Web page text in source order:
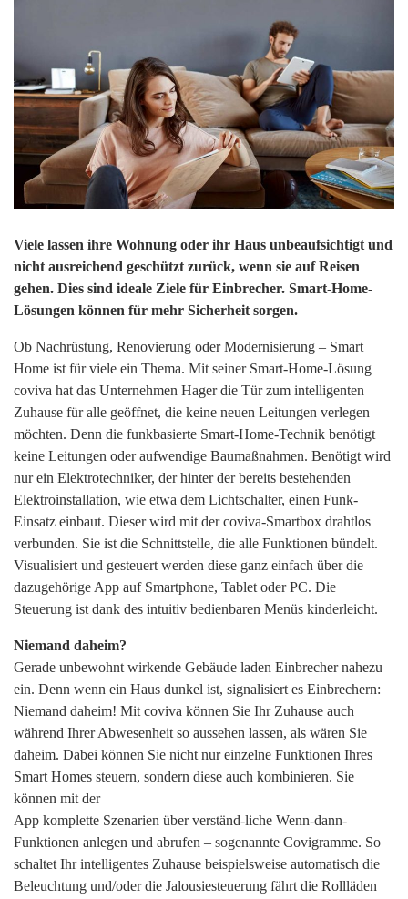
Viele lassen ihre Wohnung oder ihr Haus unbeaufsichtigt und
nicht ausreichend geschützt zurück, wenn sie auf Reisen
gehen. Dies sind ideale Ziele für Einbrecher. Smart-Home-
Lösungen können für mehr Sicherheit sorgen.
Ob Nachrüstung, Renovierung oder Modernisierung – Smart
Home ist für viele ein Thema. Mit seiner Smart-Home-Lösung
coviva hat das Unternehmen Hager die Tür zum intelligenten
Zuhause für alle geöffnet, die keine neuen Leitungen verlegen
möchten. Denn die funkbasierte Smart-Home-Technik benötigt
keine Leitungen oder aufwendige Baumaßnahmen. Benötigt wird
nur ein Elektrotechniker, der hinter der bereits bestehenden
Elektroinstallation, wie etwa dem Lichtschalter, einen Funk-
Einsatz einbaut. Dieser wird mit der coviva-Smartbox drahtlos
verbunden. Sie ist die Schnittstelle, die alle Funktionen bündelt.
Visualisiert und gesteuert werden diese ganz einfach über die
dazugehörige App auf Smartphone, Tablet oder PC. Die
Steuerung ist dank des intuitiv bedienbaren Menüs kinderleicht.
Niemand daheim?
Gerade unbewohnt wirkende Gebäude laden Einbrecher nahezu
ein. Denn wenn ein Haus dunkel ist, signalisiert es Einbrechern:
Niemand daheim! Mit coviva können Sie Ihr Zuhause auch
während Ihrer Abwesenheit so aussehen lassen, als wären Sie
daheim. Dabei können Sie nicht nur einzelne Funktionen Ihres
Smart Homes steuern, sondern diese auch kombinieren. Sie
können mit der
App komplette Szenarien über verständ-liche Wenn-dann-
Funktionen anlegen und abrufen – sogenannte Covigramme. So
schaltet Ihr intelligentes Zuhause beispielsweise automatisch die
Beleuchtung und/oder die Jalousiesteuerung fährt die Rollläden